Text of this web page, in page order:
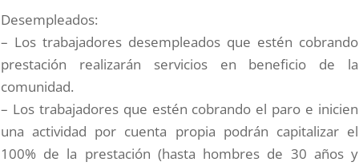
Desempleados:
– Los trabajadores desempleados que estén cobrando
prestación realizarán servicios en beneficio de la
comunidad.
– Los trabajadores que estén cobrando el paro e inicien
una actividad por cuenta propia podrán capitalizar el
100% de la prestación (hasta hombres de 30 años y